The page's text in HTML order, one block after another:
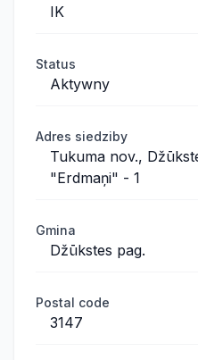
IK
Status
Aktywny
Adres siedziby
Tukuma nov.,
"Erdmaņi" - 1
Gmina
Džūkstes pag.
Postal code
3147